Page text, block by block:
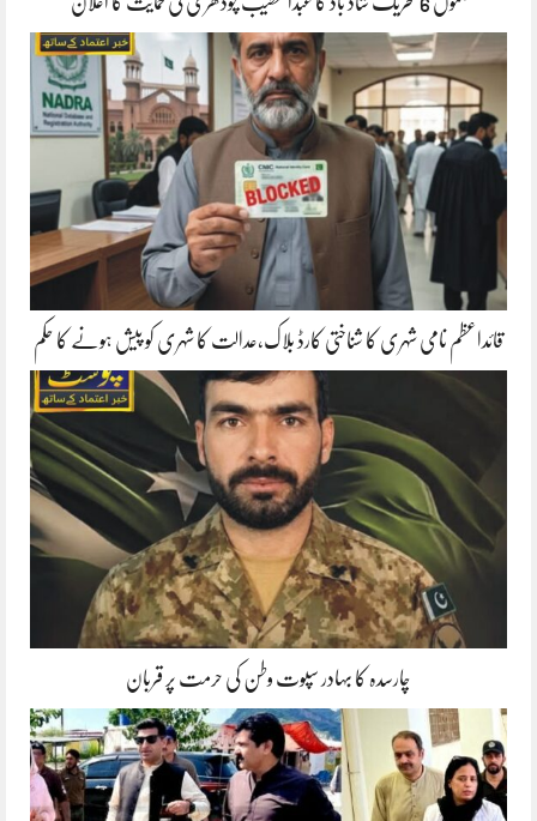
قائداعظم نامی شہری کا شناختی کارڈ بلاک،عدالت کا شہری کو پیش ہونے کا حکم
چارسدہ کا بہادر سپوت وطن کی حرمت پر قربان